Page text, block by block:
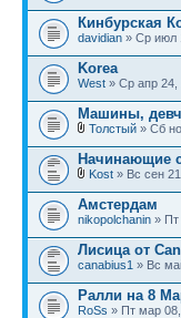
Кинбурская
davidian » Ср июл
Korea
West » Ср апр 24,
Машины,
Толстый » Сб
Начинающие
Kost » Вс сен
Амстердам
nikopolchanin » Пт
Лисица от
canabius1 » Вс
Ралли на 8
RoSs » Пт мар